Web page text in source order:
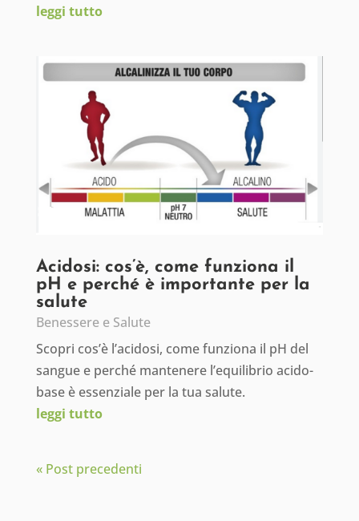
leggi tutto
Acidosi: cos’è, come funziona il
pH e perché è importante per la
salute
Benessere e Salute
Scopri cos’è l’acidosi, come funziona il pH del
sangue e perché mantenere l’equilibrio acido-
base è essenziale per la tua salute.
leggi tutto
« Post precedenti